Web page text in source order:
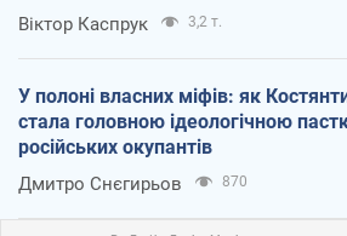
Віктор Каспрук 3,2 т.
У полоні власних міфів: як
стала головною ідеологічною
російських окупантів
Дмитро Снєгирьов 870